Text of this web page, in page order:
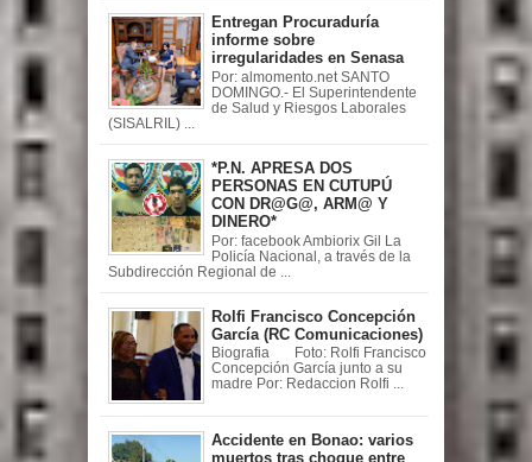
Entregan Procuraduría
informe sobre
irregularidades en Senasa
Por: almomento.net SANTO
DOMINGO.- El Superintendente
de Salud y Riesgos Laborales
(SISALRIL) ...
*P.N. APRESA DOS
PERSONAS EN CUTUPÚ
CON DR@G@, ARM@ Y
DINERO*
Por: facebook Ambiorix Gil La
Policía Nacional, a través de la
Subdirección Regional de ...
Rolfi Francisco Concepción
García (RC Comunicaciones)
Biografia Foto: Rolfi Francisco
Concepción García junto a su
madre Por: Redaccion Rolfi ...
Accidente en Bonao: varios
muertos tras choque entre